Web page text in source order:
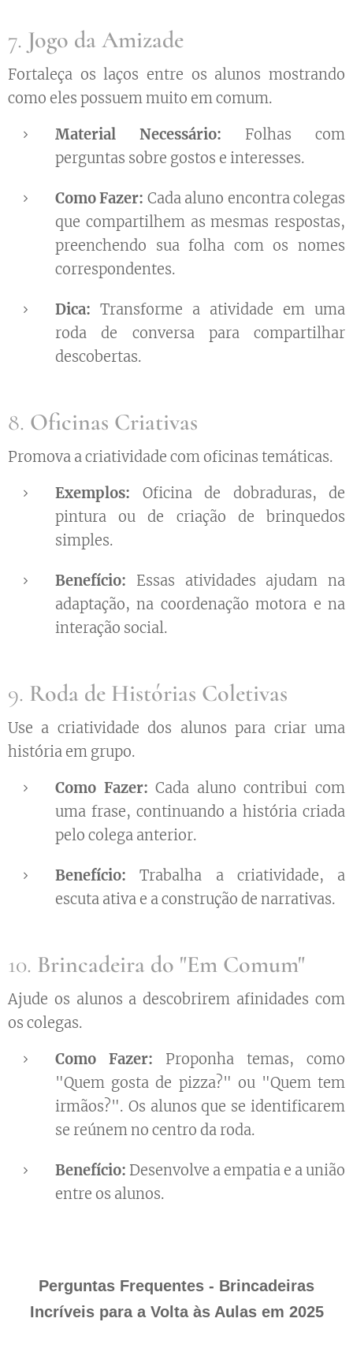
7. Jogo da Amizade
Fortaleça os laços entre os alunos mostrando
como eles possuem muito em comum.
Material Necessário: Folhas com
perguntas sobre gostos e interesses.
Como Fazer: Cada aluno encontra colegas
que compartilhem as mesmas respostas,
preenchendo sua folha com os nomes
correspondentes.
Dica: Transforme a atividade em uma
roda de conversa para compartilhar
descobertas.
8. Oficinas Criativas
Promova a criatividade com oficinas temáticas.
Exemplos: Oficina de dobraduras, de
pintura ou de criação de brinquedos
simples.
Benefício: Essas atividades ajudam na
adaptação, na coordenação motora e na
interação social.
9. Roda de Histórias Coletivas
Use a criatividade dos alunos para criar uma
história em grupo.
Como Fazer: Cada aluno contribui com
uma frase, continuando a história criada
pelo colega anterior.
Benefício: Trabalha a criatividade, a
escuta ativa e a construção de narrativas.
10. Brincadeira do "Em Comum"
Ajude os alunos a descobrirem afinidades com
os colegas.
Como Fazer: Proponha temas, como
"Quem gosta de pizza?" ou "Quem tem
irmãos?". Os alunos que se identificarem
se reúnem no centro da roda.
Benefício: Desenvolve a empatia e a união
entre os alunos.
Perguntas Frequentes - Brincadeiras
Incríveis para a Volta às Aulas em 2025